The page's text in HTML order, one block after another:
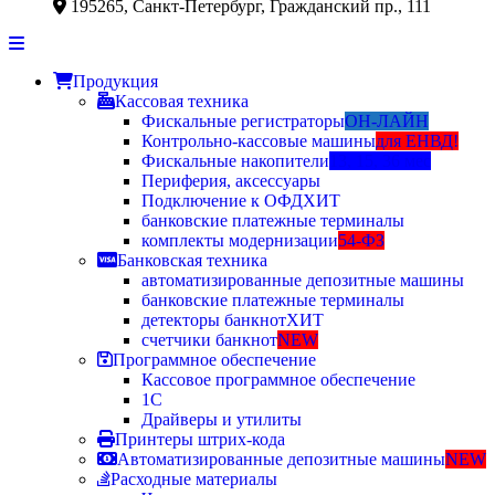
195265, Санкт-Петербург, Гражданский пр., 111
Продукция
Кассовая техника
Фискальные регистраторыОН-ЛАЙН
Контрольно-кассовые машиныдля ЕНВД!
Фискальные накопители
Периферия, аксессуары
Подключение к ОФДХИТ
банковские платежные терминалы
комплекты модернизации54-ФЗ
Банковская техника
автоматизированные депозитные машины
банковские платежные терминалы
детекторы банкнотХИТ
счетчики банкнотNEW
Программное обеспечение
Кассовое программное обеспечение
1С
Драйверы и утилиты
Принтеры штрих-кода
Автоматизированные депозитные машиныNEW
Расходные материалы